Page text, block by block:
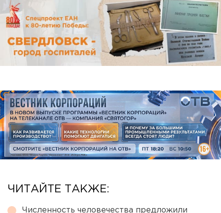
ЧИТАЙТЕ ТАКЖЕ:
Численность человечества предложили